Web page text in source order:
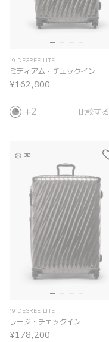
19 DEGREE LITE
ミディアム・チェックイン
¥162,800
2 比較する
3D
19 DEGREE LITE
ラージ・チェックイン
¥178,200